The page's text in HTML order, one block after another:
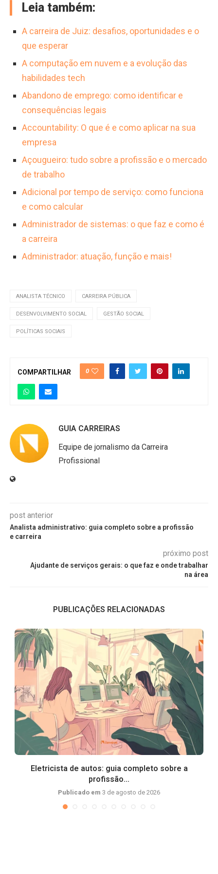
de expectativas das populações atendidas
resiliência e adaptabilidade.
em áreas como saúde, educação, assistência
social e moradia, esses profissionais
fomentam a inclusão, promovem a justiça
social e fortalecem a cidadania. Seu trabalho é
essencial para a construção de uma
sociedade mais equitativa e com maiores
oportunidades para todos.
Leia também:
A carreira de Juiz: desafios, oportunidades e o
que esperar
A computação em nuvem e a evolução das
habilidades tech
Abandono de emprego: como identificar e
consequências legais
Accountability: O que é e como aplicar na sua
empresa
Açougueiro: tudo sobre a profissão e o mercado
de trabalho
Adicional por tempo de serviço: como funciona
e como calcular
Administrador de sistemas: o que faz e como é
a carreira
Administrador: atuação, função e mais!
ANALISTA TÉCNICO CARREIRA PÚBLICA
DESENVOLVIMENTO SOCIAL GESTÃO SOCIAL
POLÍTICAS SOCIAIS
COMPARTILHAR 0
GUIA CARREIRAS
Equipe de jornalismo da Carreira
Profissional
post anterior
Analista administrativo: guia completo sobre a profissão
e carreira
próximo post
Ajudante de serviços gerais: o que faz e onde trabalhar
na área
PUBLICAÇÕES RELACIONADAS
Eletricista de autos: guia completo sobre a
profissão...
Publicado em 3 de agosto de 2026